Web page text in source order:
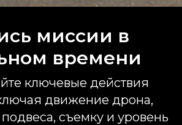
миссии в
времени
ключевые действия
движение дрона,
съемку и уровень